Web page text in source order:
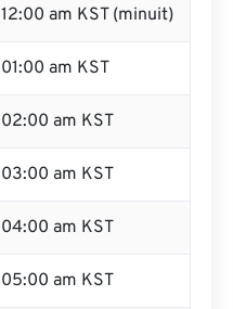
12:00 am KST (minuit)
01:00 am KST
02:00 am KST
03:00 am KST
04:00 am KST
05:00 am KST